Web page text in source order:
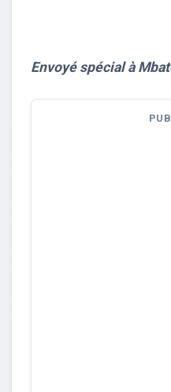
Envoyé spécial à